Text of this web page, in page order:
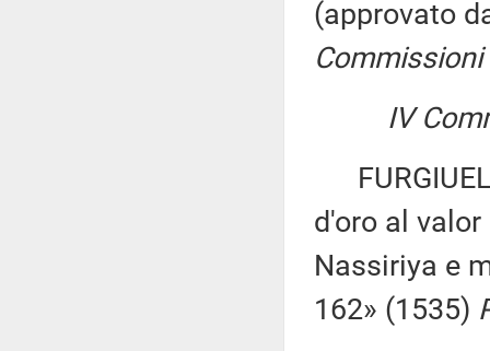
(approvato
Commissioni
IV
d'oro al
Nassiriya e
162» (1535)